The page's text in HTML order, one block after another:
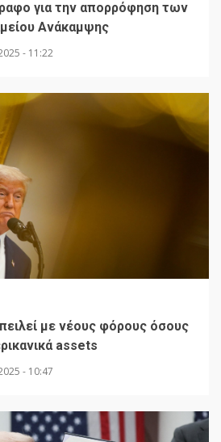
για την απορρόφηση των
Ανάκαμψης
- 11:22
με νέους φόρους όσους
assets
- 10:47